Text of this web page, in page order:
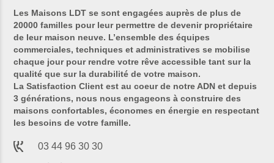
Les Maisons LDT se sont engagées auprès de plus de
20000 familles pour leur permettre de devenir propriétaire
de leur maison neuve. L’ensemble des équipes
commerciales, techniques et administratives se mobilise
chaque jour pour rendre votre rêve accessible tant sur la
qualité que sur la durabilité de votre maison.
La Satisfaction Client est au coeur de notre ADN et depuis
3 générations, nous nous engageons à construire des
maisons confortables, économes en énergie en respectant
les besoins de votre famille.
03 44 96 30 30